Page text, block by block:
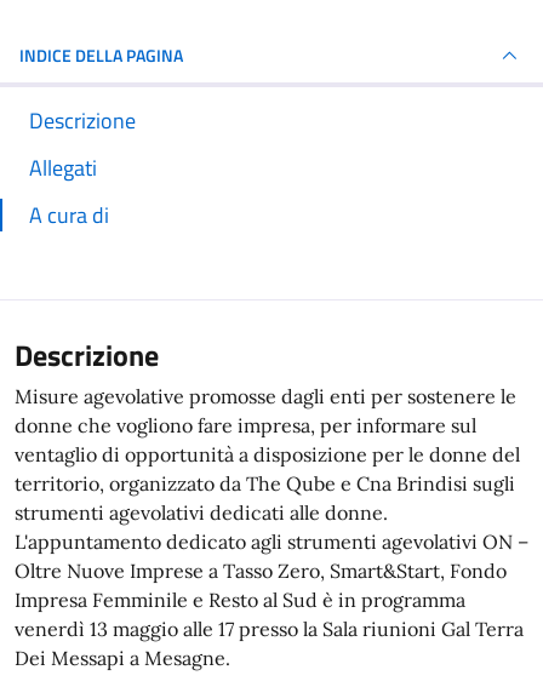
INDICE DELLA PAGINA
Descrizione
Allegati
A cura di
Descrizione
Misure agevolative promosse dagli enti per sostenere le
donne che vogliono fare impresa, per informare sul
ventaglio di opportunità a disposizione per le donne del
territorio, organizzato da The Qube e Cna Brindisi sugli
strumenti agevolativi dedicati alle donne.
L'appuntamento dedicato agli strumenti agevolativi ON –
Oltre Nuove Imprese a Tasso Zero, Smart&Start, Fondo
Impresa Femminile e Resto al Sud è in programma
venerdì 13 maggio alle 17 presso la Sala riunioni Gal Terra
Dei Messapi a Mesagne.